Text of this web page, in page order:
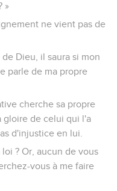
»
ne vient pas de
Dieu, il saura si mon
parle de ma propre
cherche sa propre
gloire de celui qui l'a
d'injustice en lui.
? Or, aucun de vous
vous à me faire